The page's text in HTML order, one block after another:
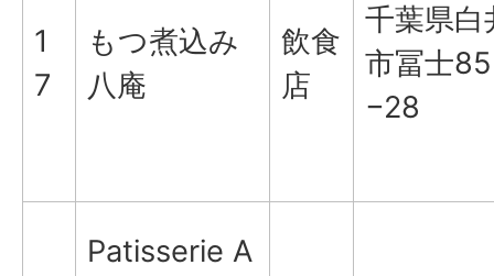
1
7
もつ煮込み
八庵
飲食
店
千葉県白
市冨士85
−28
Patisserie A